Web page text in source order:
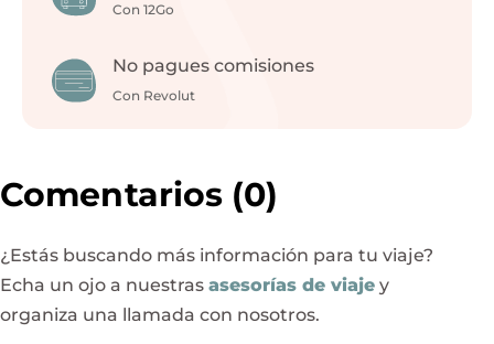
Con 12Go
No pagues comisiones
Con Revolut
Comentarios (0)
¿Estás buscando más información para tu viaje?
Echa un ojo a nuestras asesorías de viaje y
organiza una llamada con nosotros.